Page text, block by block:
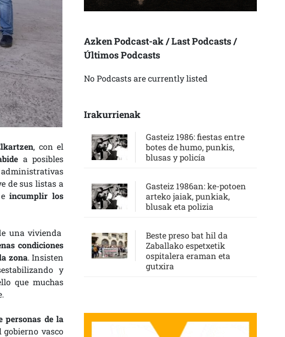
, con el
a posibles
de sus listas a
eincumplir los
una vivienda
condiciones
zona. Insisten
y
que muchas
personas de la
vasco
Azken Podcast-ak / Last Podcasts /
Últimos Podcasts
No Podcasts are currently listed
Irakurrienak
Gasteiz 1986: fiestas entre
botes de humo, punkis,
blusas y policía
Gasteiz 1986an: ke-potoen
arteko jaiak, punkiak,
blusak eta polizia
Beste preso bat hil da
Zaballako espetxetik
ospitalera eraman eta
gutxira